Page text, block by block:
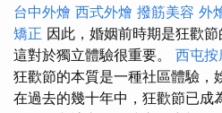
台中外燴 西式外燴 撥筋美容 外
矯正 因此，婚姻前時期是狂歡節
這對於獨立體驗很重要。 西屯按
狂歡節的本質是一種社區體驗，
在過去的幾十年中，狂歡節已成